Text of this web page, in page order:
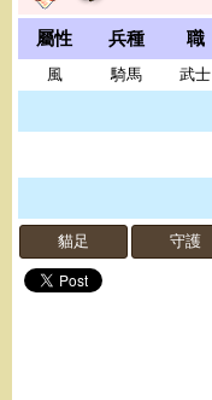
屬性 兵種 職
風 騎馬 武士
貓足 守護